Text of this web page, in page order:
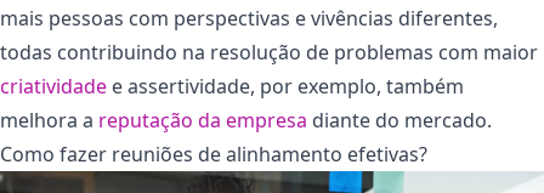
mais pessoas com perspectivas e vivências diferentes,
todas contribuindo na resolução de problemas com maior
criatividade e assertividade, por exemplo, também
melhora a reputação da empresa diante do mercado.
Como fazer reuniões de alinhamento efetivas?